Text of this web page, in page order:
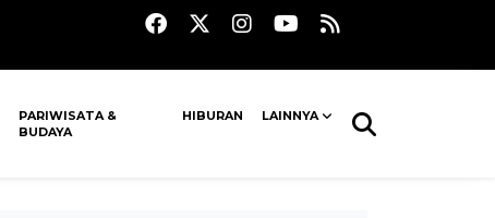
PARIWISATA &
BUDAYA
HIBURAN LAINNYA